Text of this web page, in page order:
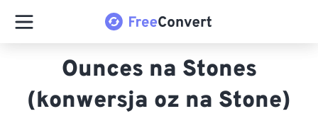
Ounces na Stones
(konwersja oz na Stone)